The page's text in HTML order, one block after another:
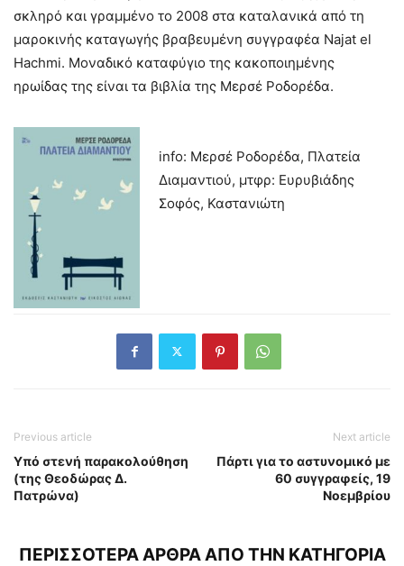
σκληρό και γραμμένο το 2008 στα καταλανικά από τη
μαροκινής καταγωγής βραβευμένη συγγραφέα Najat el
Hachmi. Μοναδικό καταφύγιο της κακοποιημένης
ηρωίδας της είναι τα βιβλία της Μερσέ Ροδορέδα.
info: Μερσέ Ροδορέδα, Πλατεία
Διαμαντιού, μτφρ: Ευρυβιάδης
Σοφός, Καστανιώτη
Previous article
Υπό στενή παρακολούθηση
(της Θεοδώρας Δ.
Πατρώνα)
Next article
Πάρτι για το αστυνομικό με
60 συγγραφείς, 19
Νοεμβρίου
ΠΕΡΙΣΣΟΤΕΡΑ ΑΡΘΡΑ ΑΠΟ ΤΗΝ ΚΑΤΗΓΟΡΙΑ